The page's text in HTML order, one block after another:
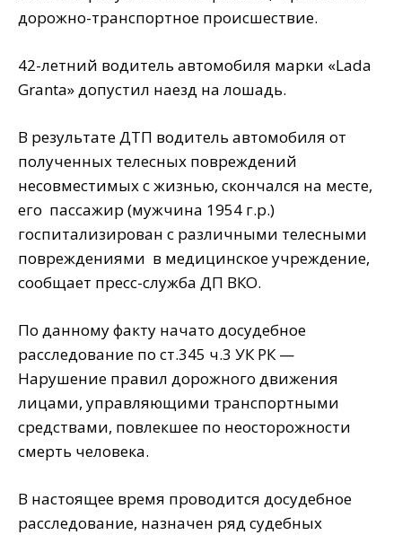
дорожно-транспортное происшествие.
42-летний водитель автомобиля марки «Lada
Granta» допустил наезд на лошадь.
В результате ДТП водитель автомобиля от
полученных телесных повреждений
несовместимых с жизнью, скончался на месте,
его пассажир (мужчина 1954 г.р.)
госпитализирован с различными телесными
повреждениями в медицинское учреждение,
сообщает пресс-служба ДП ВКО.
По данному факту начато досудебное
расследование по ст.345 ч.3 УК РК —
Нарушение правил дорожного движения
лицами, управляющими транспортными
средствами, повлекшее по неосторожности
смерть человека.
В настоящее время проводится досудебное
расследование, назначен ряд судебных